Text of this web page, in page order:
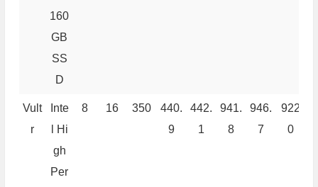
160
GB
SS
D
Vult
r
Inte
l Hi
gh
Per
8 16 350
440.
9
442.
1
941.
8
946.
7
922
0